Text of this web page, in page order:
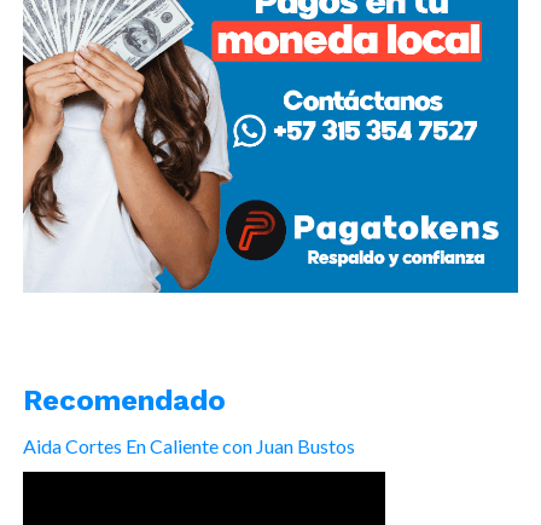
Recomendado
Aida Cortes En Caliente con Juan Bustos